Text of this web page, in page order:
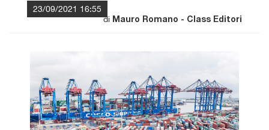
23/09/2021 16:55
di Mauro Romano - Class Editori